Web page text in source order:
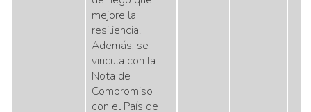
mejore la
resiliencia.
Además, se
vincula con la
Nota de
Compromiso
con el País de